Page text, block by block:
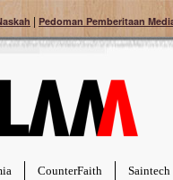
| Pedoman Pemberitaan
CounterFaith Saintech